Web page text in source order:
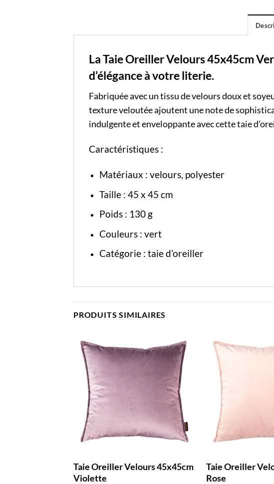
La Taie Oreiller Velours 45x45cm
d’élégance à votre literie.
Fabriquée avec un tissu de velours doux et
texture veloutée ajoutent une note de
indulgente et enveloppante avec cette taie
Caractéristiques :
Matériaux : velours, polyester
Taille : 45 x 45 cm
Poids : 130 g
Couleurs : vert
Catégorie : taie d’oreiller
PRODUITS SIMILAIRES
Taie Oreiller Velours 45x45cm
Violette
Taie Oreiller
Rose